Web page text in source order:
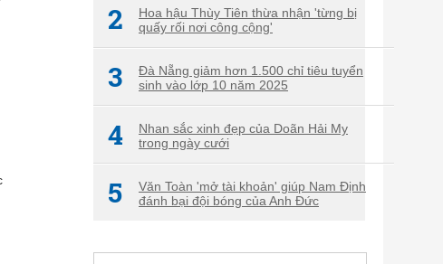
2
Hoa hậu Thùy Tiên thừa nhận 'từng bị
quấy rối nơi công cộng'
3
Đà Nẵng giảm hơn 1.500 chỉ tiêu tuyển
sinh vào lớp 10 năm 2025
4
Nhan sắc xinh đẹp của Doãn Hải My
trong ngày cưới
5
Văn Toàn 'mở tài khoản' giúp Nam Định
đánh bại đội bóng của Anh Đức